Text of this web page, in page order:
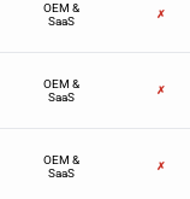
OEM &
SaaS
✗
OEM &
SaaS
✗
OEM &
SaaS
✗